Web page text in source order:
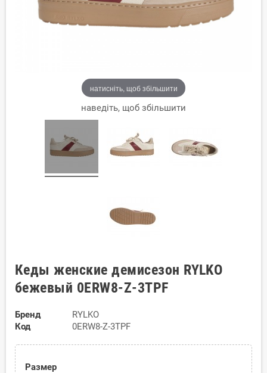
натисніть, щоб збільшити
наведіть, щоб збільшити
Кеды женские демисезон RYLKO
бежевый 0ERW8-Z-3TPF
Бренд
RYLKO
Код
0ERW8-Z-3TPF
Размер